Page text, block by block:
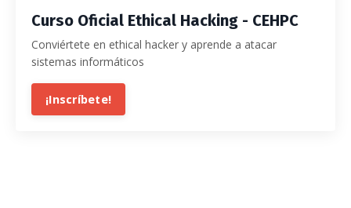
Curso Oficial Ethical Hacking - CEHPC
Conviértete en ethical hacker y aprende a atacar
sistemas informáticos
¡Inscríbete!